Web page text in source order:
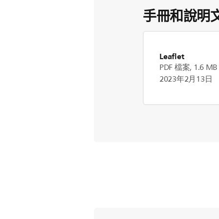
手冊和說明
Leaflet
PDF 檔案, 1.6 MB
2023年2月13日